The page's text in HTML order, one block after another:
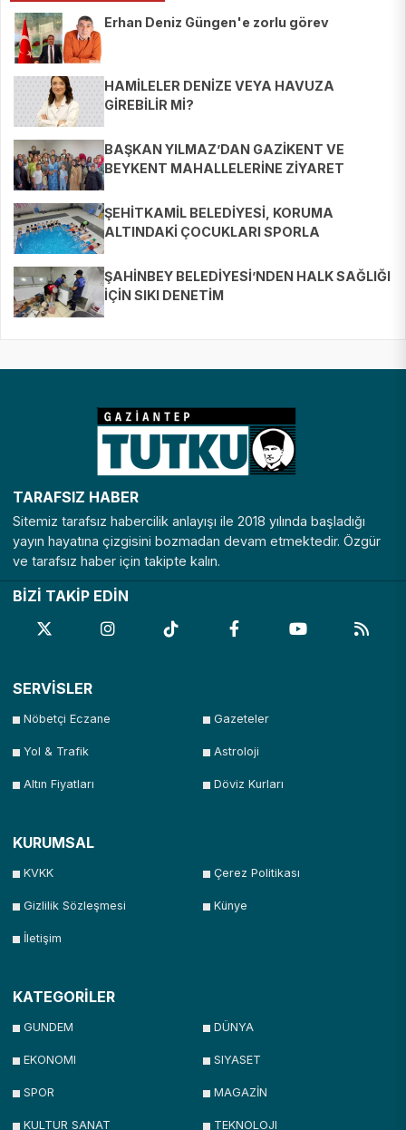
Erhan Deniz Güngen'e zorlu görev
HAMİLELER DENİZE VEYA HAVUZA
GİREBİLİR Mİ?
BAŞKAN YILMAZ’DAN GAZİKENT VE
BEYKENT MAHALLELERİNE ZİYARET
ŞEHİTKAMİL BELEDİYESİ, KORUMA
ALTINDAKİ ÇOCUKLARI SPORLA
ŞAHİNBEY BELEDİYESİ’NDEN HALK SAĞLIĞI
İÇİN SIKI DENETİM
TARAFSIZ HABER
Sitemiz tarafsız habercilik anlayışı ile 2018 yılında başladığı
yayın hayatına çizgisini bozmadan devam etmektedir. Özgür
ve tarafsız haber için takipte kalın.
BİZİ TAKİP EDİN
SERVİSLER
Nöbetçi Eczane Gazeteler
Yol & Trafik Astroloji
Altın Fiyatları Döviz Kurları
KURUMSAL
KVKK Çerez Politikası
Gizlilik Sözleşmesi Künye
İletişim
KATEGORİLER
GUNDEM DÜNYA
EKONOMI SIYASET
SPOR MAGAZİN
KULTUR SANAT TEKNOLOJI